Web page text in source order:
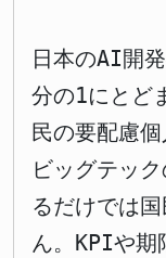
日本のAI開
分の1にとど
民の要配慮
ビッグテッ
るだけでは
ん。KPIや期